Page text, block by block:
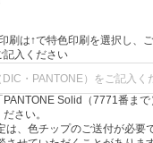
刷は↑で特色印刷を選択し、
記入ください
Solid（7771番まで
さい。
は、色チップのご送付が必要